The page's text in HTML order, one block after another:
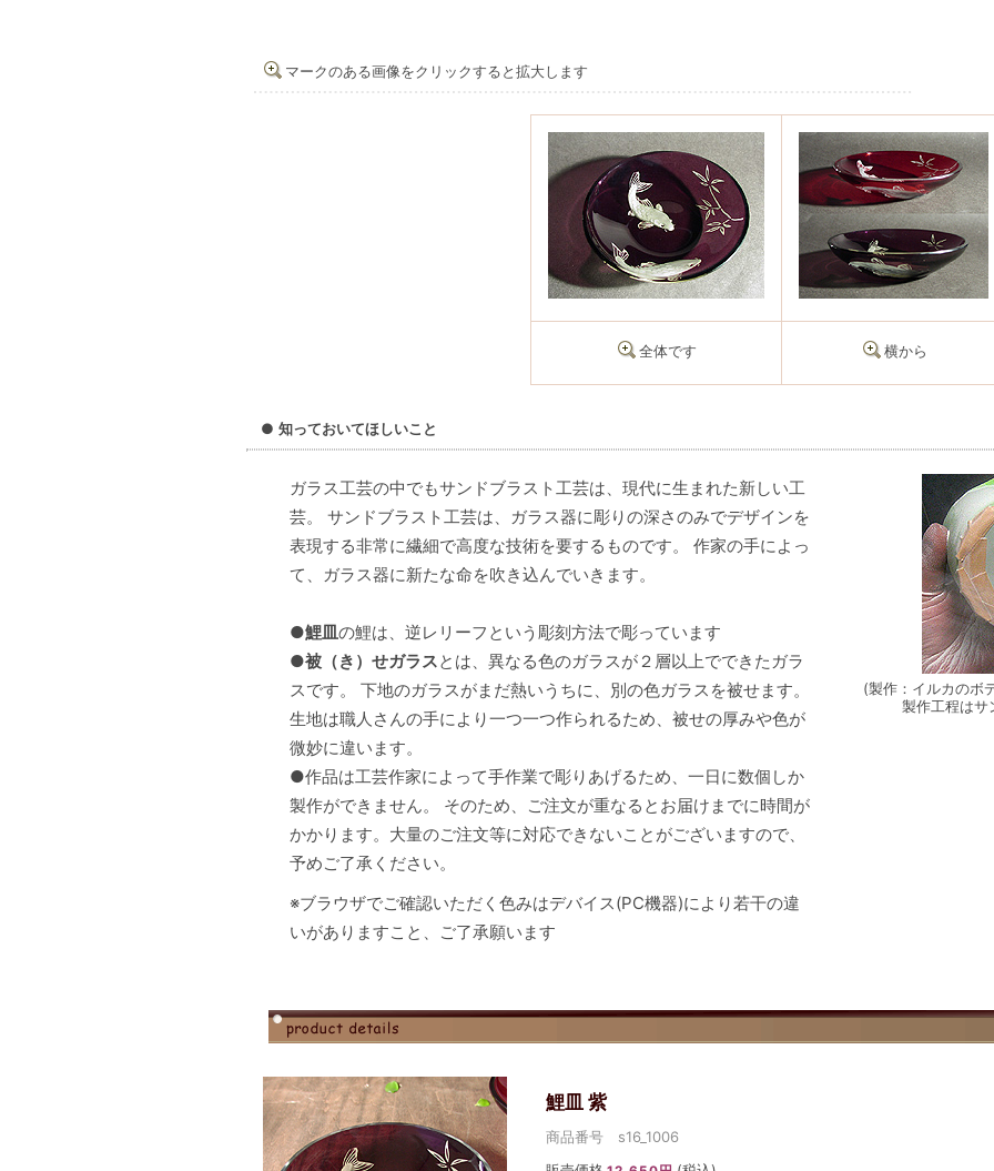
マークのある画像をクリックすると拡大します
全体です 横から
● 知っておいてほしいこと
ガラス工芸の中でもサンドブラスト工芸は、現代に生まれた新しい工
芸。 サンドブラスト工芸は、ガラス器に彫りの深さのみでデザインを
表現する非常に繊細で高度な技術を要するものです。 作家の手によっ
て、ガラス器に新たな命を吹き込んでいきます。
●鯉皿の鯉は、逆レリーフという彫刻方法で彫っています
●被（き）せガラスとは、異なる色のガラスが２層以上でできたガラ
スです。 下地のガラスがまだ熱いうちに、別の色ガラスを被せます。
生地は職人さんの手により一つ一つ作られるため、被せの厚みや色が
微妙に違います。
●作品は工芸作家によって手作業で彫りあげるため、一日に数個しか
製作ができません。 そのため、ご注文が重なるとお届けまでに時間が
かかります。大量のご注文等に対応できないことがございますので、
予めご了承ください。
※ブラウザでご確認いただく色みはデバイス(PC機器)により若干の違
いがありますこと、ご了承願います
(製作：イルカのボ
製作工程はサ
鯉皿 紫
商品番号 s16_1006